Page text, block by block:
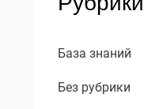
База знаний
Без рубрики